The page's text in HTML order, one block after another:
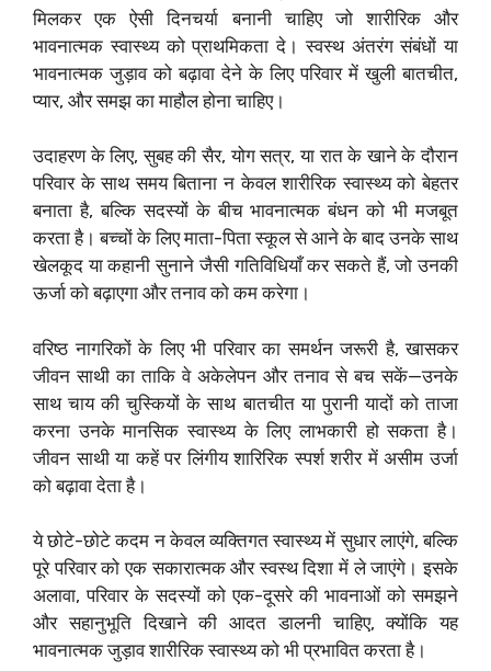
मिलकर एक ऐसी दिनचर्या बनानी चाहिए जो शारीरिक और
भावनात्मक स्वास्थ्य को प्राथमिकता दे। स्वस्थ अंतरंग संबंधों या
भावनात्मक जुड़ाव को बढ़ावा देने के लिए परिवार में खुली बातचीत,
प्यार, और समझ का माहौल होना चाहिए।
उदाहरण के लिए, सुबह की सैर, योग सत्र, या रात के खाने के दौरान
परिवार के साथ समय बिताना न केवल शारीरिक स्वास्थ्य को बेहतर
बनाता है, बल्कि सदस्यों के बीच भावनात्मक बंधन को भी मजबूत
करता है। बच्चों के लिए माता-पिता स्कूल से आने के बाद उनके साथ
खेलकूद या कहानी सुनाने जैसी गतिविधियाँ कर सकते हैं, जो उनकी
ऊर्जा को बढ़ाएगा और तनाव को कम करेगा।
वरिष्ठ नागरिकों के लिए भी परिवार का समर्थन जरूरी है, खासकर
जीवन साथी का ताकि वे अकेलेपन और तनाव से बच सकें—उनके
साथ चाय की चुस्कियों के साथ बातचीत या पुरानी यादों को ताजा
करना उनके मानसिक स्वास्थ्य के लिए लाभकारी हो सकता है।
जीवन साथी या कहें पर लिंगीय शारिरिक स्पर्श शरीर में असीम उर्जा
को बढ़ावा देता है।
ये छोटे-छोटे कदम न केवल व्यक्तिगत स्वास्थ्य में सुधार लाएंगे, बल्कि
पूरे परिवार को एक सकारात्मक और स्वस्थ दिशा में ले जाएंगे। इसके
अलावा, परिवार के सदस्यों को एक-दूसरे की भावनाओं को समझने
और सहानुभूति दिखाने की आदत डालनी चाहिए, क्योंकि यह
भावनात्मक जुड़ाव शारीरिक स्वास्थ्य को भी प्रभावित करता है।